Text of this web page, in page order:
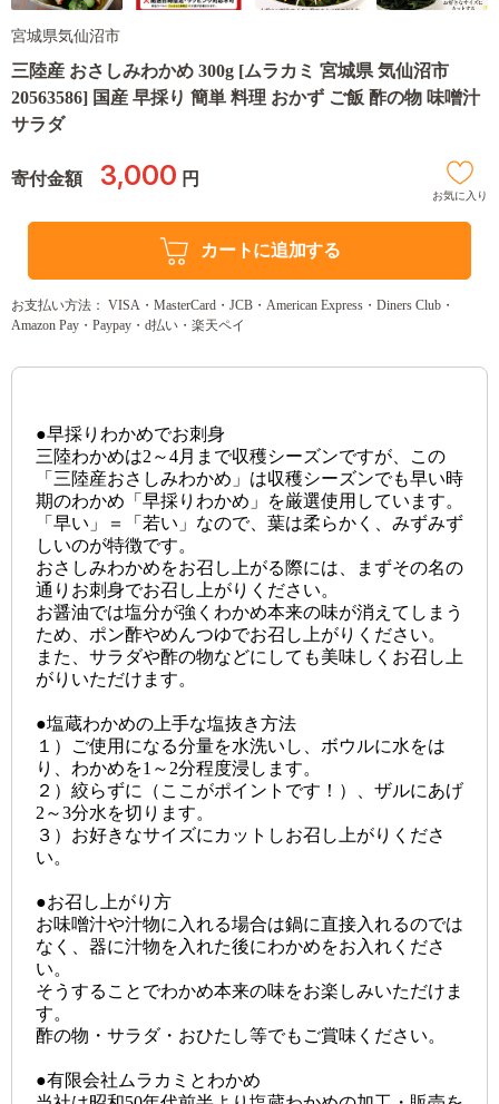
宮城県気仙沼市
三陸産 おさしみわかめ 300g [ムラカミ 宮城県 気仙沼市
20563586] 国産 早採り 簡単 料理 おかず ご飯 酢の物 味噌汁
サラダ
寄付金額 3,000 円
お気に入り
カートに追加する
お支払い方法： VISA・MasterCard・JCB・American Express・Diners Club・
Amazon Pay・Paypay・d払い・楽天ペイ
●早採りわかめでお刺身
三陸わかめは2～4月まで収穫シーズンですが、この
「三陸産おさしみわかめ」は収穫シーズンでも早い時
期のわかめ「早採りわかめ」を厳選使用しています。
「早い」＝「若い」なので、葉は柔らかく、みずみず
しいのが特徴です。
おさしみわかめをお召し上がる際には、まずその名の
通りお刺身でお召し上がりください。
お醤油では塩分が強くわかめ本来の味が消えてしまう
ため、ポン酢やめんつゆでお召し上がりください。
また、サラダや酢の物などにしても美味しくお召し上
がりいただけます。
●塩蔵わかめの上手な塩抜き方法
１）ご使用になる分量を水洗いし、ボウルに水をは
り、わかめを1～2分程度浸します。
２）絞らずに（ここがポイントです！）、ザルにあげ
2～3分水を切ります。
３）お好きなサイズにカットしお召し上がりくださ
い。
●お召し上がり方
お味噌汁や汁物に入れる場合は鍋に直接入れるのでは
なく、器に汁物を入れた後にわかめをお入れくださ
い。
そうすることでわかめ本来の味をお楽しみいただけま
す。
酢の物・サラダ・おひたし等でもご賞味ください。
●有限会社ムラカミとわかめ